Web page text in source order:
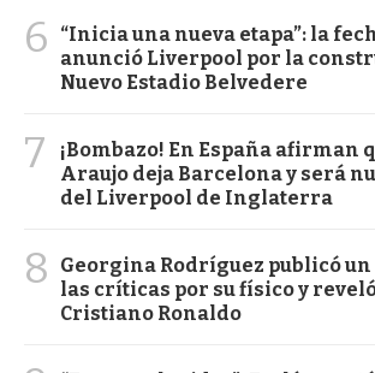
6
“Inicia una nueva etapa”: la
anunció Liverpool por la
Nuevo Estadio Belvedere
7
¡Bombazo! En España afirman
Araujo deja Barcelona y será
del Liverpool de Inglaterra
8
Georgina Rodríguez publicó
las críticas por su físico y
Cristiano Ronaldo